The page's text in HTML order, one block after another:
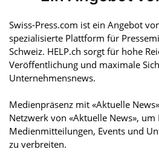
Swiss-Press.com ist ein Angebot
spezialisierte Plattform für
Schweiz. HELP.ch sorgt für hohe
Veröffentlichung und maximale
Unternehmensnews.
Medienpräsenz mit «Aktuelle
Netzwerk von «Aktuelle News», um
Medienmitteilungen, Events und
zu verbreiten.